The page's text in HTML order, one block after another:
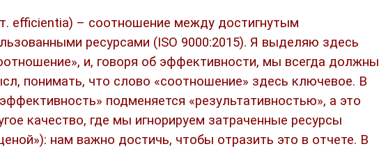
efficientia) – соотношение между достигнутым
ресурсами (ISO 9000:2015). Я выделяю здесь
и, говоря об эффективности, мы всегда должны
понимать, что слово «соотношение» здесь ключевое. В
подменяется «результативностью», а это
качество, где мы игнорируем затраченные ресурсы
нам важно достичь, чтобы отразить это в отчете. В